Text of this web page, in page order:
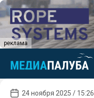
реклама
24 ноября 2025 / 15:26